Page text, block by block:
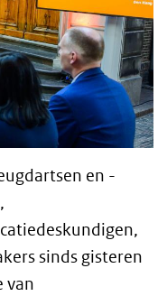
en -
sinds gisteren
van